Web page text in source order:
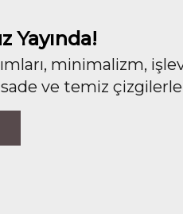
Yayında!
minimalizm,
ve temiz